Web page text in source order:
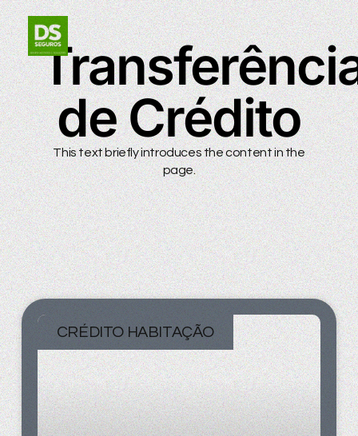
de Crédito
This text briefly introduces the content in the
page.
CRÉDITO HABITAÇÃO